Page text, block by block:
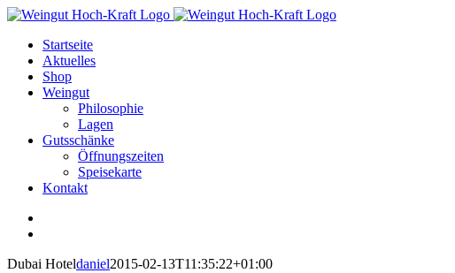
Zum
springenStartseite
Aktuelles
Shop
Weingut
Philosophie
Lagen
Gutsschänke
Öffnungszeiten
Speisekarte
Kontakt
Image
Dubai Hoteldaniel2015-02-13T11:35:22+01:00